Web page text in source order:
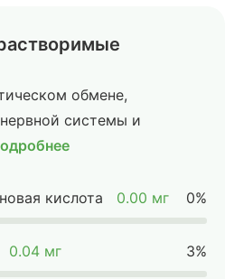
обмене,
системы и
кислота 0.00 мг 0%
0.04 мг 3%